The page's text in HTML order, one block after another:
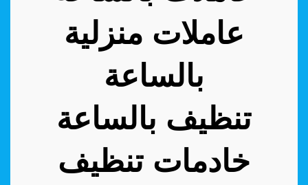
عاملات منزلية
بالساعة
تنظيف بالساعة
خادمات تنظيف